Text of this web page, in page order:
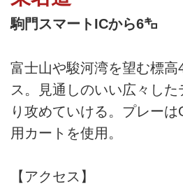
駒門スマートICから6㌔
富士山や駿河湾を望む標高
ス。見通しのいい広々し
り攻めていける。プレー
用カートを使用。
【アクセス】